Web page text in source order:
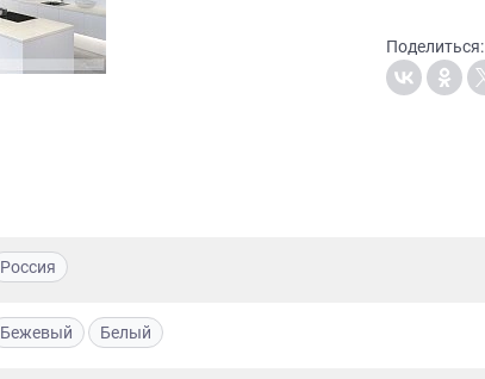
Поделиться:
Россия
Бежевый Белый